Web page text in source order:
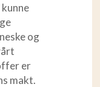
og
er
makt.